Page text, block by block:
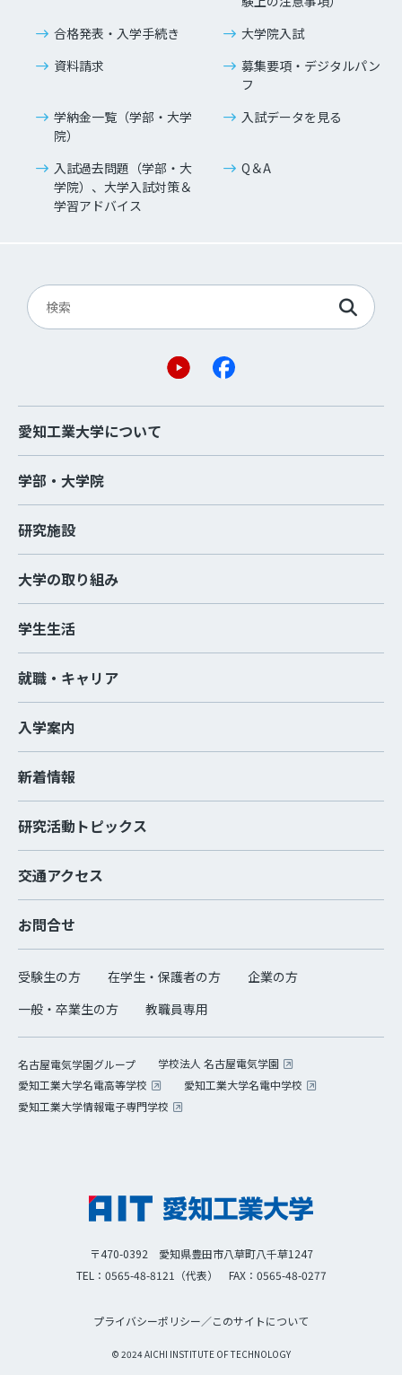
合格発表・入学手続き
大学院入試
資料請求
募集要項・デジタルパン
フ
学納金一覧（学部・大学
院）
入試データを見る
入試過去問題（学部・大
学院）、大学入試対策＆
学習アドバイス
Q＆A
愛知工業大学について
学部・大学院
研究施設
大学の取り組み
学生生活
就職・キャリア
入学案内
新着情報
研究活動トピックス
交通アクセス
お問合せ
受験生の方 在学生・保護者の方
企業の方
一般・卒業生の方
教職員専用
名古屋電気学園グループ
学校法人 名古屋電気学園
愛知工業大学名電高等学校
愛知工業大学名電中学校
愛知工業大学情報電子専門学校
〒470-0392 愛知県豊田市八草町八千草1247
TEL：0565-48-8121（代表）
FAX：0565-48-0277
プライバシーポリシー／このサイトについて
© 2024 AICHI INSTITUTE OF TECHNOLOGY